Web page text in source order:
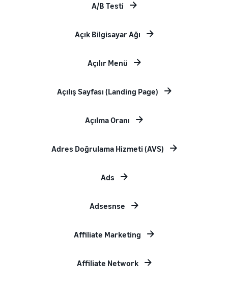
A/B Testi
Açık Bilgisayar Ağı
Açılır Menü
Açılış Sayfası (Landing Page)
Açılma Oranı
Adres Doğrulama Hizmeti (AVS)
Ads
Adsesnse
Affiliate Marketing
Affiliate Network